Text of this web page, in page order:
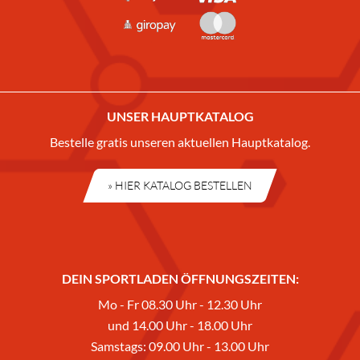
UNSER HAUPTKATALOG
Bestelle gratis unseren aktuellen Hauptkatalog.
» HIER KATALOG BESTELLEN
DEIN SPORTLADEN ÖFFNUNGSZEITEN:
Mo - Fr 08.30 Uhr - 12.30 Uhr
und 14.00 Uhr - 18.00 Uhr
Samstags: 09.00 Uhr - 13.00 Uhr